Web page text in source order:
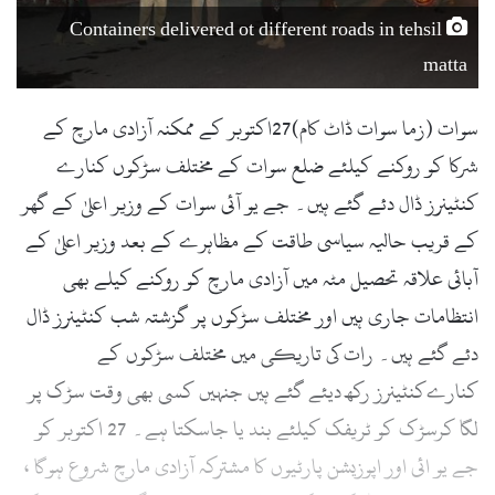
l
Containers delivered ot different roads in tehsil
matta
سوات (زما سوات ڈاٹ کام)27اکتوبر کے ممکنہ آزادی مارچ کے
شرکا کو روکنے کیلئے ضلع سوات کے مختلف سڑکوں کنارے
کنٹینرز ڈال دئے گئے ہیں۔ جے یو آئی سوات کے وزیر اعلیٰ کے گھر
کے قریب حالیہ سیاسی طاقت کے مظاہرے کے بعد وزیر اعلیٰ کے
آبائی علاقہ تحصیل مٹہ میں آزادی مارچ کو روکنے کیلے بھی
انتظامات جاری ہیں اور مختلف سڑکوں پر گزشتہ شب کنٹینرز ڈال
دئے گئے ہیں۔ رات کی تاریکی میں مختلف سڑکوں کے
کنارےکنٹینرز رکھ دیئے گئے ہیں جنہیں کسی بھی وقت سڑک پر
لگا کرسڑک کو ٹریفک کیلئے بند یا جاسکتا ہے۔ 27 اکتوبر کو
جے یو ائی اور اپوزیشن پارٹیوں کا مشترکہ آزادی مارچ شروع ہوگا ،